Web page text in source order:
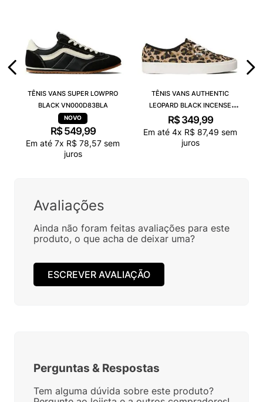
TÊNIS VANS SUPER LOWPRO
BLACK VN000D83BLA
R$ 549,99
Em até 7x R$ 78,57 sem
juros
TÊNIS VANS AUTHENTIC
LEOPARD BLACK INCENSE
VN000D6GGR4
R$ 349,99
Em até 4x R$ 87,49 sem
juros
Avaliações
Ainda não foram feitas avaliações para este
produto, o que acha de deixar uma?
ESCREVER AVALIAÇÃO
Perguntas & Respostas
Tem alguma dúvida sobre este produto?